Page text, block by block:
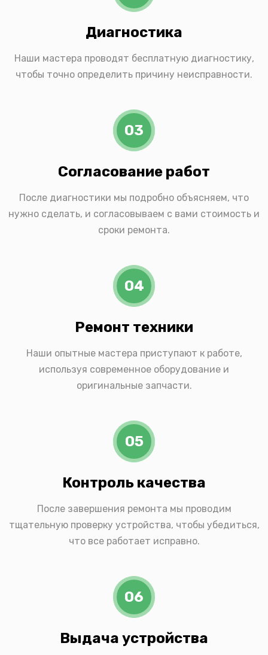
Диагностика
Наши мастера проводят бесплатную диагностику,
чтобы точно определить причину неисправности.
03
Согласование работ
После диагностики мы подробно объясняем, что
нужно сделать, и согласовываем с вами стоимость и
сроки ремонта.
04
Ремонт техники
Наши опытные мастера приступают к работе,
используя современное оборудование и
оригинальные запчасти.
05
Контроль качества
После завершения ремонта мы проводим
тщательную проверку устройства, чтобы убедиться,
что все работает исправно.
06
Выдача устройства